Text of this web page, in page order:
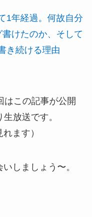
1年経過。何故自分
けたのか、そして
き続ける理由
はこの記事が公開
生放送です。
ます）
しましょう〜。